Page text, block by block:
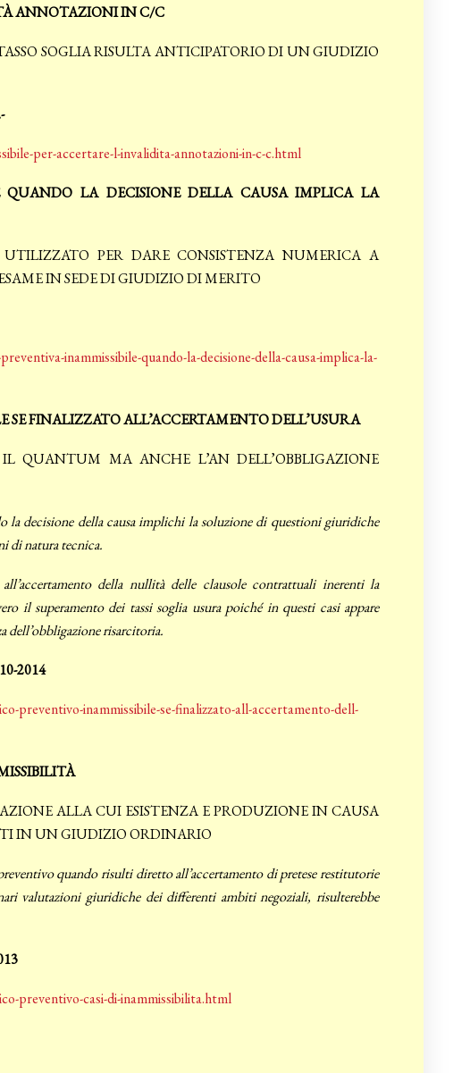
ANNOTAZIONI IN C/C
SOGLIA RISULTA ANTICIPATORIO DI UN GIUDIZIO
per-accertare-l-invalidita-annotazioni-in-c-c.html
QUANDO LA DECISIONE DELLA CAUSA IMPLICA LA
PER DARE CONSISTENZA NUMERICA A
IN SEDE DI GIUDIZIO DI MERITO
inammissibile-quando-la-decisione-della-causa-implica-la-
FINALIZZATO ALL’ACCERTAMENTO DELL’USURA
QUANTUM MA ANCHE L’AN DELL’OBBLIGAZIONE
decisione della causa implichi la soluzione di questioni giuridiche
di natura tecnica.
della nullità delle clausole contrattuali inerenti la
il superamento dei tassi soglia usura poiché in questi casi appare
dell’obbligazione risarcitoria.
2014
inammissibile-se-finalizzato-all-accertamento-dell-
ALLA CUI ESISTENZA E PRODUZIONE IN CAUSA
IN UN GIUDIZIO ORDINARIO
quando risulti diretto all’accertamento di pretese restitutorie
valutazioni giuridiche dei differenti ambiti negoziali, risulterebbe
preventivo-casi-di-inammissibilita.html